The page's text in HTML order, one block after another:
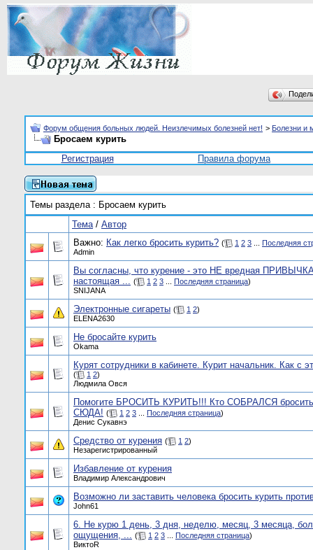
Форум общения больных людей. Неизлечимых болезней нет! > Болезни и
Бросаем курить
Регистрация
Правила форума
Темы раздела: Бросаем курить
Тема/ Автор
Важно: Как легко бросить курить? ( 1 2 3
Последняя
Admin
Вы согласны, что курение - это НЕ вредная
настоящая ... ( 1 2 3 Последняя страница)
SNIJANA
Электронные сигареты ( 1 2)
ELENA2630
Не бросайте курить
Okama
Курят сотрудники в кабинете. Курит начальник. Как с
( 1 2)
Людмила Овся
Помогите БРОСИТЬ КУРИТЬ!!! Кто СОБРАЛСЯ
СЮДА! ( 1 2 3 Последняя страница)
Денис Cукавнэ
Средство от курения ( 1 2)
Незарегистрированный
Избавление от курения
Владимир Александрович
Возможно ли заставить человека бросить курить
John61
6. Не курю 1 день, 3 дня, неделю, месяц, 3 месяца,
ощущения, ... ( 1 2 3 Последняя страница)
ВиктоR